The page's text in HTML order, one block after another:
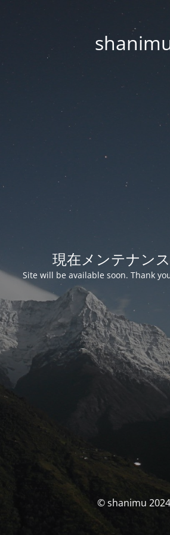
現在メンテナン
Site will be available soon. Thank
© shanimu 2024